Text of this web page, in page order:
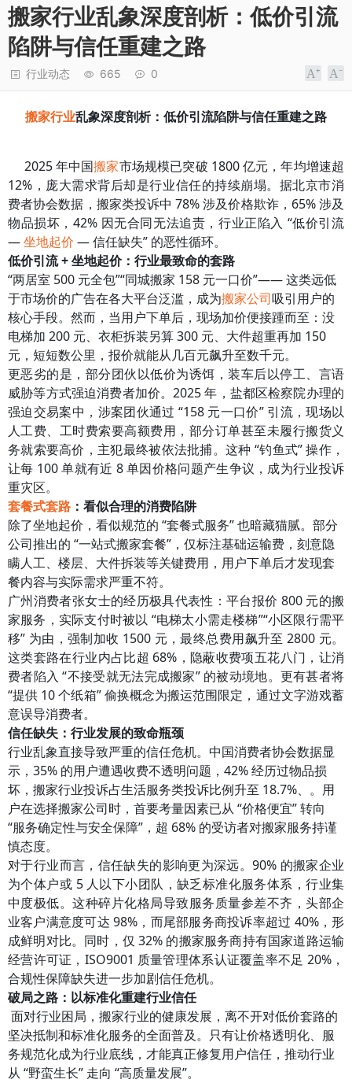
搬家行业乱象深度剖析：低价引流
陷阱与信任重建之路
行业动态 665 0
搬家行业乱象深度剖析：低价引流陷阱与信任重建之路
2025 年中国搬家市场规模已突破 1800 亿元，年均增速超
12%，庞大需求背后却是行业信任的持续崩塌。据北京市消
费者协会数据，搬家类投诉中 78% 涉及价格欺诈，65% 涉及
物品损坏，42% 因无合同无法追责，行业正陷入 “低价引流
—坐地起价 — 信任缺失” 的恶性循环。
低价引流 + 坐地起价：行业最致命的套路
“两居室 500 元全包”“同城搬家 158 元一口价”—— 这类远低
于市场价的广告在各大平台泛滥，成为搬家公司吸引用户的
核心手段。然而，当用户下单后，现场加价便接踵而至：没
电梯加 200 元、衣柜拆装另算 300 元、大件超重再加 150
元，短短数公里，报价就能从几百元飙升至数千元。
更恶劣的是，部分团伙以低价为诱饵，装车后以停工、言语
威胁等方式强迫消费者加价。2025 年，盐都区检察院办理的
强迫交易案中，涉案团伙通过 “158 元一口价” 引流，现场以
人工费、工时费索要高额费用，部分订单甚至未履行搬货义
务就索要高价，主犯最终被依法批捕。这种 “钓鱼式” 操作，
让每 100 单就有近 8 单因价格问题产生争议，成为行业投诉
重灾区。
套餐式套路 ：看似合理的消费陷阱
除了坐地起价，看似规范的 “套餐式服务” 也暗藏猫腻。部分
公司推出的 “一站式搬家套餐”，仅标注基础运输费，刻意隐
瞒人工、楼层、大件拆装等关键费用，用户下单后才发现套
餐内容与实际需求严重不符。
广州消费者张女士的经历极具代表性：平台报价 800 元的搬
家服务，实际支付时被以 “电梯太小需走楼梯”“小区限行需平
移” 为由，强制加收 1500 元，最终总费用飙升至 2800 元。
这类套路在行业内占比超 68%，隐蔽收费项五花八门，让消
费者陷入 “不接受就无法完成搬家” 的被动境地。更有甚者将
“提供 10 个纸箱” 偷换概念为搬运范围限定，通过文字游戏蓄
意误导消费者。
信任缺失：行业发展的致命瓶颈
行业乱象直接导致严重的信任危机。中国消费者协会数据显
示，35% 的用户遭遇收费不透明问题，42% 经历过物品损
坏，搬家行业投诉占生活服务类投诉比例升至 18.7%、。用
户在选择搬家公司时，首要考量因素已从 “价格便宜” 转向
“服务确定性与安全保障”，超 68% 的受访者对搬家服务持谨
慎态度。
对于行业而言，信任缺失的影响更为深远。90% 的搬家企业
为个体户或 5 人以下小团队，缺乏标准化服务体系，行业集
中度极低。这种碎片化格局导致服务质量参差不齐，头部企
业客户满意度可达 98%，而尾部服务商投诉率超过 40%，形
成鲜明对比。同时，仅 32% 的搬家服务商持有国家道路运输
经营许可证，ISO9001 质量管理体系认证覆盖率不足 20%，
合规性保障缺失进一步加剧信任危机。
破局之路：以标准化重建行业信任
面对行业困局，搬家行业的健康发展，离不开对低价套路的
坚决抵制和标准化服务的全面普及。只有让价格透明化、服
务规范化成为行业底线，才能真正修复用户信任，推动行业
从 “野蛮生长” 走向 “高质量发展”。